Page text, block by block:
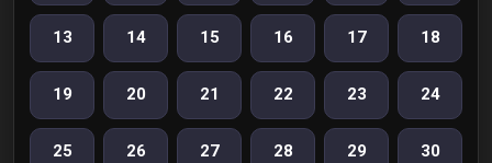
13 14 15 16 17 18
19 20 21 22 23 24
25 26 27 28 29 30